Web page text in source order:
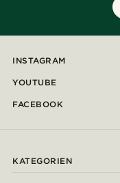
INSTAGRAM
YOUTUBE
FACEBOOK
KATEGORIEN